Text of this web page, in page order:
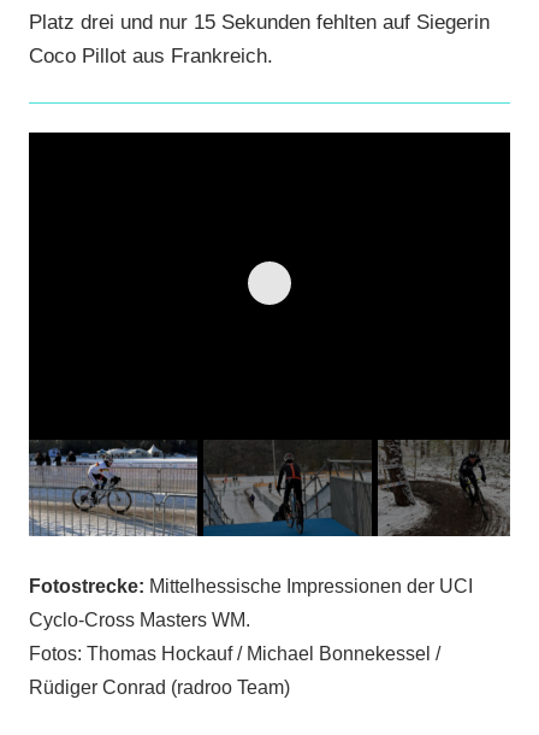
Platz drei und nur 15 Sekunden fehlten auf Siegerin
Coco Pillot aus Frankreich.
Fotostrecke: Mittelhessische Impressionen der UCI
Cyclo-Cross Masters WM.
Fotos: Thomas Hockauf / Michael Bonnekessel /
Rüdiger Conrad (radroo Team)